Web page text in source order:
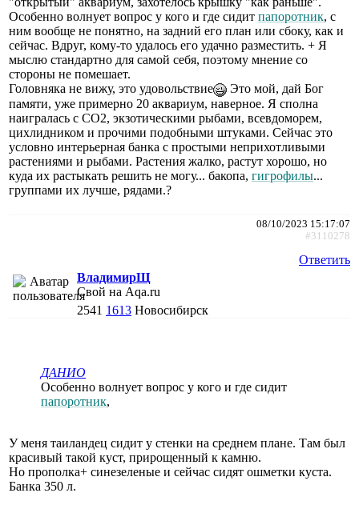
Особенно волнует вопрос у кого и где сидит папоротник, с
ним вообще не понятно, на задний его план или сбоку, как и
сейчас. Вдруг, кому-то удалось его удачно разместить. + Я
мыслю стандартно для самой себя, поэтому мнение со
стороны не помешает.
Головняка не вижу, это удовольствие
Это мой, дай Бог
памяти, уже примерно 20 аквариум, наверное. Я сполна
наигралась с СО2, экзотическими рыбами, всевдоморем,
цихлидником и прочими подобными штуками. Сейчас это
условно интерьерная банка с простыми неприхотливыми
растениями и рыбами. Растения жалко, растут хорошо, но
куда их растыкать решить не могу... бакопа, гигрофилы...
группами их лучше, рядами.?
08/10/2023 15:17:07
#3110278
Ответить
ВладимирЩ
Свой на Aqa.ru
2541 1613 Новосибирск
ДАНИО
Особенно волнует вопрос у кого и где сидит
папоротник,
У меня таиландец сидит у стенки на среднем плане. Там был
красивый такой куст, прирощенный к камню.
Но прополка+ синезеленые и сейчас сидят ошметки куста.
Банка 350 л.